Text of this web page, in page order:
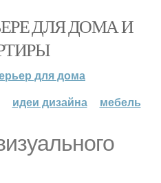
ДЛЯ ДОМА И
для дома
идеи дизайна мебель